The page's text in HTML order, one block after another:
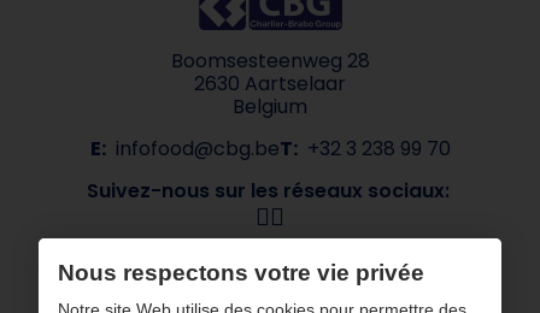
Boomsesteenweg 28
2630 Aartselaar
Belgium
E: infofood@cbg.beT: +32 3 238 99 70
Suivez-nous sur les réseaux sociaux:
Navigation
À propos de CBG
Nos marques
Nous respectons votre vie privée